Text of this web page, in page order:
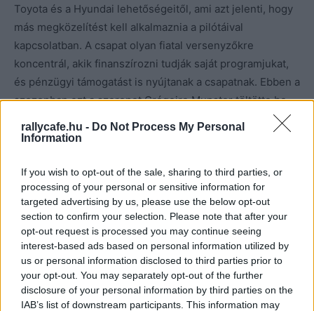
rallycafe.hu - Do Not Process My Personal
Information
If you wish to opt-out of the sale, sharing to third parties, or
processing of your personal or sensitive information for
targeted advertising by us, please use the below opt-out
section to confirm your selection. Please note that after your
opt-out request is processed you may continue seeing
interest-based ads based on personal information utilized by
us or personal information disclosed to third parties prior to
your opt-out. You may separately opt-out of the further
disclosure of your personal information by third parties on the
IAB’s list of downstream participants. This information may
Toyota és a Hyundai lehetőségeitől, ami azt jelenti, hogy
más megközelítést kell alkalmaznia a pilótáival
kapcsolatban. A csapat olyan fiatal versenyzőkre
koncentrál, akik finanszírozni tudják saját programjukat,
és pénzügyi támogatást is nyújtanak a csapatnak. Ebben a
szezonban ezt a szerepet Grégoire Munster töltötte be,
aki második teljes évét tölti az M-Sportnál, valamint az ír
Josh McErlean, aki ebben a szezonban csatlakozott a
„Mint minden évben, természetesen folytatni szeretnénk.
Meglátjuk, hogyan alakulnak a dolgok, melyik szponzorok
folytatják velünk az együttműködést, és milyen
lehetőségeink vannak – nyilatkozta Richard Millener
csapatfőnök az észtDelfi Sportnak. – Jelenleg nem a
győzelmekért küzdünk, hanem fiatal pilótákat fejlesztünk.
Ezt kell folytatnunk, ha újra nyerni szeretnénk. A